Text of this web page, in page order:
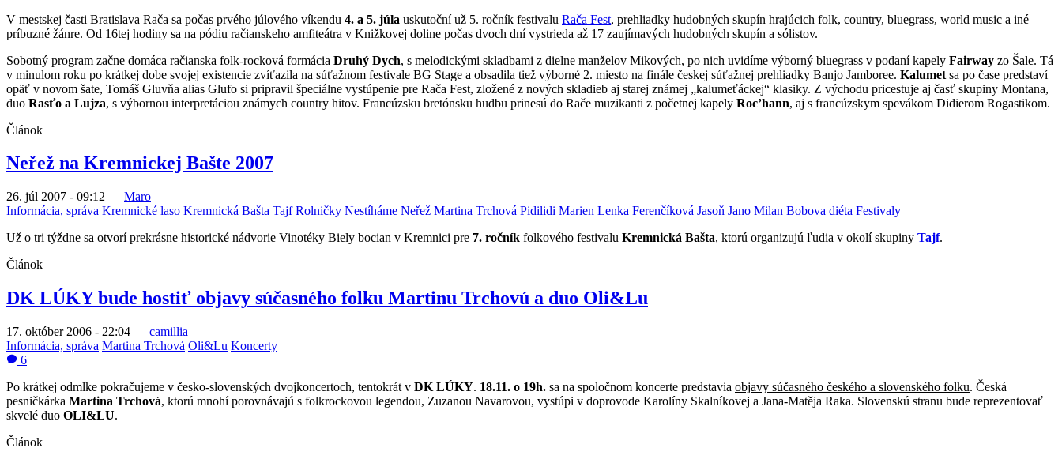
V mestskej časti Bratislava Rača sa počas prvého júlového víkendu 4. a 5. júla uskutoční už 5. ročník festivalu Rača Fest, prehliadky hudobných skupín hrajúcich folk, country, bluegrass, world music a iné
príbuzné žánre. Od 16tej hodiny sa na pódiu račianskeho amfiteátra v Knižkovej doline počas dvoch dní vystrieda až 17 zaujímavých hudobných skupín a sólistov.
Sobotný program začne domáca račianska folk-rocková formácia Druhý Dych, s melodickými skladbami z dielne manželov Mikových, po nich uvidíme výborný bluegrass v podaní kapely Fairway zo Šale. Tá
v minulom roku po krátkej dobe svojej existencie zvíťazila na súťažnom festivale BG Stage a obsadila tiež výborné 2. miesto na finále českej súťažnej prehliadky Banjo Jamboree. Kalumet sa po čase predstaví
opäť v novom šate, Tomáš Gluvňa alias Glufo si pripravil špeciálne vystúpenie pre Rača Fest, zložené z nových skladieb aj starej známej „kalumeťáckej“ klasiky. Z východu pricestuje aj časť skupiny Montana,
duo Rasťo a Lujza, s výbornou interpretáciou známych country hitov. Francúzsku bretónsku hudbu prinesú do Rače muzikanti z početnej kapely Roc’hann, aj s francúzskym spevákom Didierom Rogastikom.
Článok
Neřež na Kremnickej Bašte 2007
26. júl 2007 - 09:12 — Maro
Informácia, správa Kremnické laso Kremnická Bašta Tajf Rolničky Nestíháme Neřež Martina Trchová Pidilidi Marien Lenka Ferenčíková Jasoň Jano Milan Bobova diéta Festivaly
Už o tri týždne sa otvorí prekrásne historické nádvorie Vinotéky Biely bocian v Kremnici pre 7. ročník folkového festivalu Kremnická Bašta, ktorú organizujú ľudia v okolí skupiny Tajf.
Článok
DK LÚKY bude hostiť objavy súčasného folku Martinu Trchovú a duo Oli&Lu
17. október 2006 - 22:04 — camillia
Informácia, správa Martina Trchová Oli&Lu Koncerty
6
Po krátkej odmlke pokračujeme v česko-slovenských dvojkoncertoch, tentokrát v DK LÚKY. 18.11. o 19h. sa na spoločnom koncerte predstavia objavy súčasného českého a slovenského folku. Česká
pesničkárka Martina Trchová, ktorú mnohí porovnávajú s folkrockovou legendou, Zuzanou Navarovou, vystúpi v doprovode Karolíny Skalníkovej a Jana-Matěja Raka. Slovenskú stranu bude reprezentovať
skvelé duo OLI&LU.
Článok